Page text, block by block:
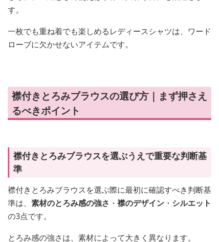
す。
一枚でも重ね着でも楽しめるレディースシャツは、ワード
ローブに欠かせないアイテムです。
襟付きとろみブラウスの選び方｜まず押さえ
るべきポイント
襟付きとろみブラウスを選ぶうえで重要な判断基
準
襟付きとろみブラウスを選ぶ際に最初に確認すべき判断基
準は、 素材のとろみ感の強さ ・ 襟のデザイン ・ シルエット
の3点です。
とろみ感の強さは、素材によって大きく異なります。